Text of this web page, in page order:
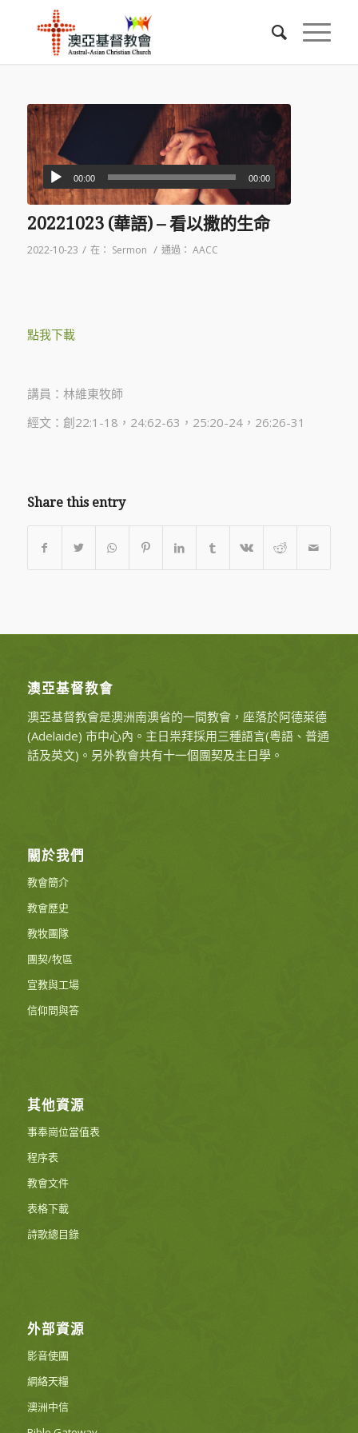
00:00 00:00
20221023 (華語) – 看以撒的生命
2022-10-23 / 在： Sermon / 通過： AACC
點我下載
講員：林維東牧師
經文：創22:1-18，24:62-63，25:20-24，26:26-31
Share this entry
澳亞基督教會
澳亞基督教會是澳洲南澳省的一間教會，座落於阿德萊德
(Adelaide) 市中心內。主日祟拜採用三種語言(粵語、普通
話及英文)。另外教會共有十一個團契及主日學。
關於我們
教會簡介
教會歷史
教牧團隊
團契/牧區
宣教與工場
信仰問與答
其他資源
事奉崗位當值表
程序表
教會文件
表格下載
詩歌總目錄
外部資源
影音使團
網絡天糧
澳洲中信